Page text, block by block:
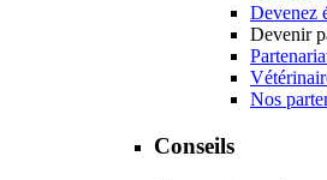
Devenez
Devenir
Nos
Conseils